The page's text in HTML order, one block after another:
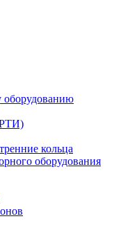
оборудованию
кольца
оборудования